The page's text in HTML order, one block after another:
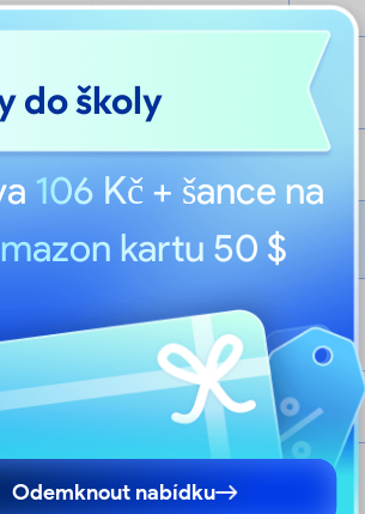
pro Mac)
do školy
106 Kč+ šance na
kartu 50 $
Odemknout nabídku